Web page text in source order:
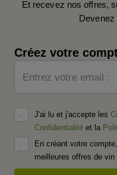
Et recevez nos offres,
Devenez
Créez votre
Entrez votre email :
J'ai lu et j'accepte les
Confidentialité et la
En créant votre
meilleures offres de vin